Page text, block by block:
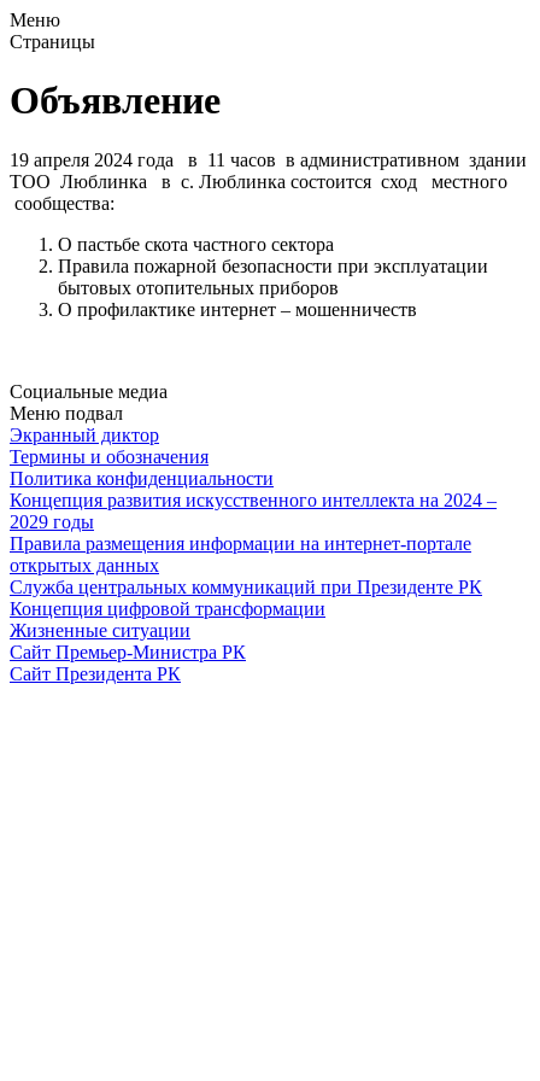
Меню
Страницы
Объявление
19 апреля 2024 года в 11 часов в административном здании
ТОО Люблинка в с. Люблинка состоится сход местного
сообщества:
О пастьбе скота частного сектора
Правила пожарной безопасности при эксплуатации
бытовых отопительных приборов
О профилактике интернет – мошенничеств
Социальные медиа
Меню подвал
Экранный диктор
Термины и обозначения
Политика конфиденциальности
Концепция развития искусственного интеллекта на 2024 –
2029 годы
Правила размещения информации на интернет-портале
открытых данных
Служба центральных коммуникаций при Президенте РК
Концепция цифровой трансформации
Жизненные ситуации
Сайт Премьер-Министра РК
Сайт Президента РК